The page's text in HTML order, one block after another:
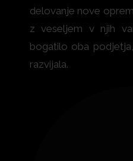
delovanje nove
z veseljem v njih
bogatilo oba
razvijala.